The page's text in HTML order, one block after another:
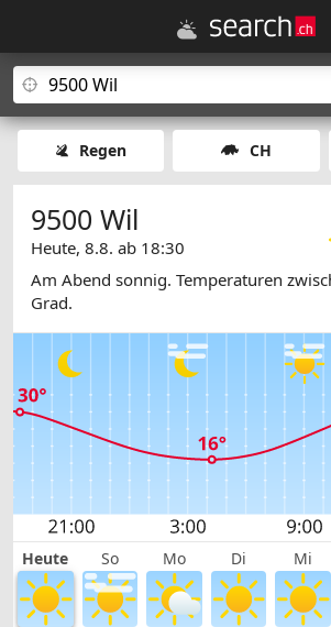
Regen CH
9500 Wil
Heute, 8.8. ab 18:30
Am Abend sonnig. Temperaturen
Grad.
Heute So Mo Di Mi